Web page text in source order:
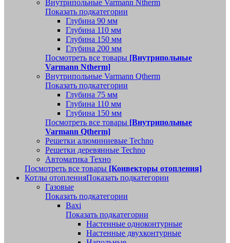
Внутрипольные Varmann Ntherm
Показать подкатегории
Глубина 90 мм
Глубина 110 мм
Глубина 150 мм
Глубина 200 мм
Посмотреть все товары [Внутрипольные
Varmann Ntherm]
Внутрипольные Varmann Qtherm
Показать подкатегории
Глубина 75 мм
Глубина 110 мм
Глубина 150 мм
Посмотреть все товары [Внутрипольные
Varmann Qtherm]
Решетки алюминиевые Techno
Решетки деревянные Techno
Автоматика Техно
Посмотреть все товары [Конвекторы отопления]
Котлы отопленияПоказать подкатегории
Газовые
Показать подкатегории
Baxi
Показать подкатегории
Настенные одноконтурные
Настенные двухконтурные